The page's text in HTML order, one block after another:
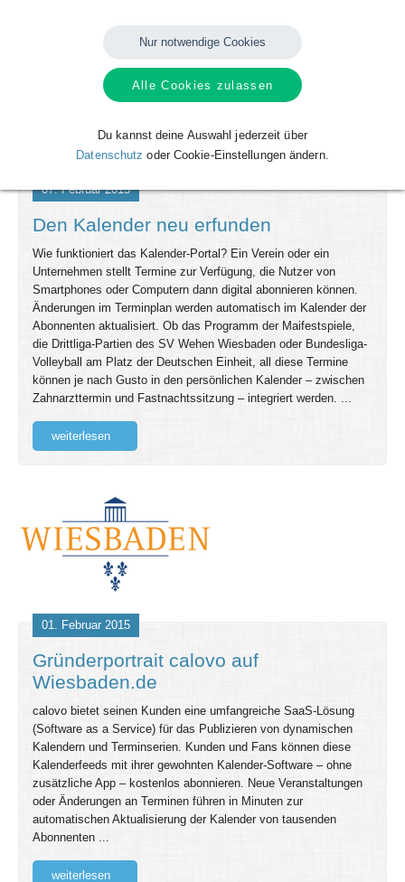
07. Februar 2015
Den Kalender neu erfunden
Wie funktioniert das Kalender-Portal? Ein Verein oder ein
Unternehmen stellt Termine zur Verfügung, die Nutzer von
Smartphones oder Computern dann digital abonnieren können.
Änderungen im Terminplan werden automatisch im Kalender der
Abonnenten aktualisiert. Ob das Programm der Maifestspiele,
die Drittliga-Partien des SV Wehen Wiesbaden oder Bundesliga-
Volleyball am Platz der Deutschen Einheit, all diese Termine
können je nach Gusto in den persönlichen Kalender – zwischen
Zahnarzttermin und Fastnachtssitzung – integriert werden. ...
weiterlesen
01. Februar 2015
Gründerportrait calovo auf
Wiesbaden.de
calovo bietet seinen Kunden eine umfangreiche SaaS-Lösung
(Software as a Service) für das Publizieren von dynamischen
Kalendern und Terminserien. Kunden und Fans können diese
Kalenderfeeds mit ihrer gewohnten Kalender-Software – ohne
zusätzliche App – kostenlos abonnieren. Neue Veranstaltungen
oder Änderungen an Terminen führen in Minuten zur
automatischen Aktualisierung der Kalender von tausenden
Abonnenten ...
weiterlesen
Nur notwendige Cookies
Alle Cookies zulassen
Du kannst deine Auswahl jederzeit über
Datenschutz oder Cookie-Einstellungen ändern.